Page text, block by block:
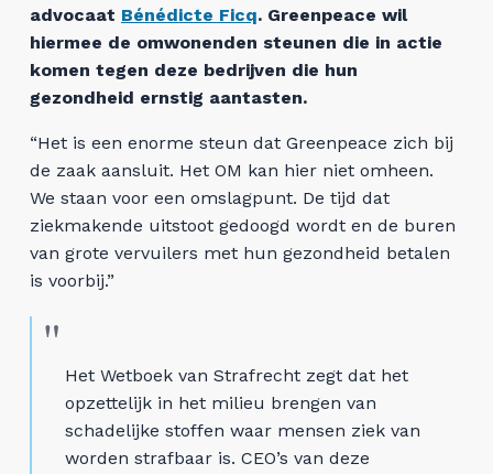
advocaat Bénédicte Ficq. Greenpeace wil
hiermee de omwonenden steunen die in actie
komen tegen deze bedrijven die hun
gezondheid ernstig aantasten.
“Het is een enorme steun dat Greenpeace zich bij
de zaak aansluit. Het OM kan hier niet omheen.
We staan voor een omslagpunt. De tijd dat
ziekmakende uitstoot gedoogd wordt en de buren
van grote vervuilers met hun gezondheid betalen
is voorbij.”
Het Wetboek van Strafrecht zegt dat het
opzettelijk in het milieu brengen van
schadelijke stoffen waar mensen ziek van
worden strafbaar is. CEO’s van deze